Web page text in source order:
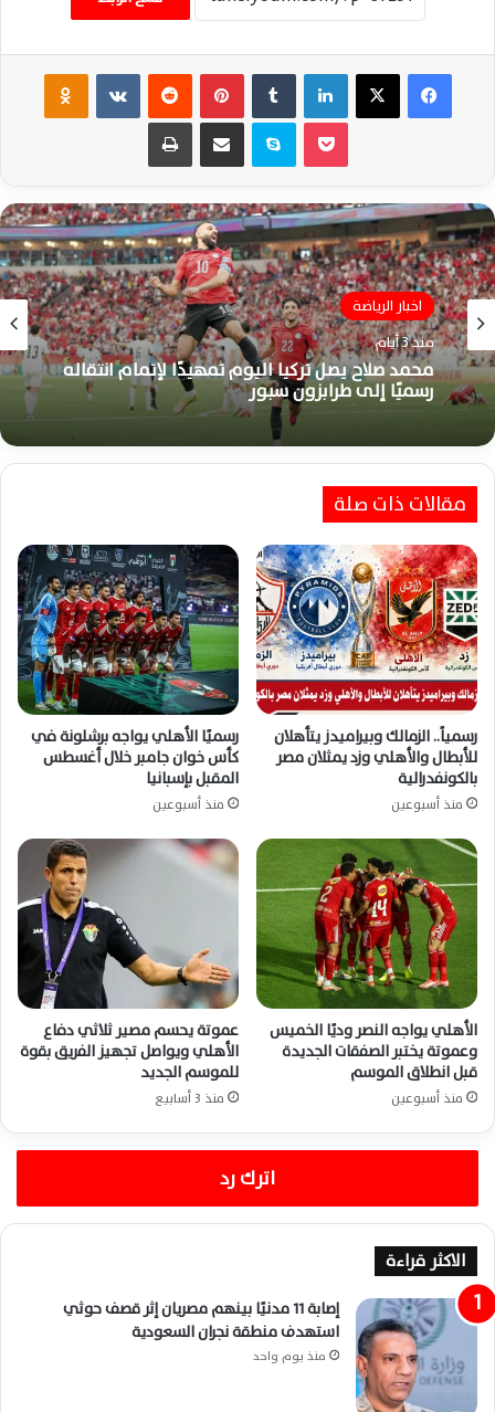
فيسبوك ‫X لينكدإن بينتيريست ‏VKontakte
سكايب مشاركة عبر البريد طباعة
اخبار الرياضة
منذ 3 أيام
محمد صلاح يصل تركيا اليوم تمهيدًا لإتمام انتقاله
رسميًا إلى طرابزون سبور
الاهلي
منذ 5 أيام
مقالات ذات صلة
رسمياً.. الزمالك وبيراميدز يتأهلان
للأبطال والأهلي وزد يمثلان مصر
بالكونفدرالية
منذ أسبوعين
رسميًا الأهلي يواجه برشلونة في
كأس خوان جامبر خلال أغسطس
المقبل بإسبانيا
منذ أسبوعين
الأهلي يواجه النصر وديًا الخميس
وعموتة يختبر الصفقات الجديدة
قبل انطلاق الموسم
منذ أسبوعين
عموتة يحسم مصير ثلاثي دفاع
الأهلي ويواصل تجهيز الفريق بقوة
للموسم الجديد
منذ 3 أسابيع
اترك رد
الاكثر قراءة
إصابة 11 مدنيًا بينهم مصريان إثر قصف حوثي
استهدف منطقة نجران السعودية
منذ يوم واحد